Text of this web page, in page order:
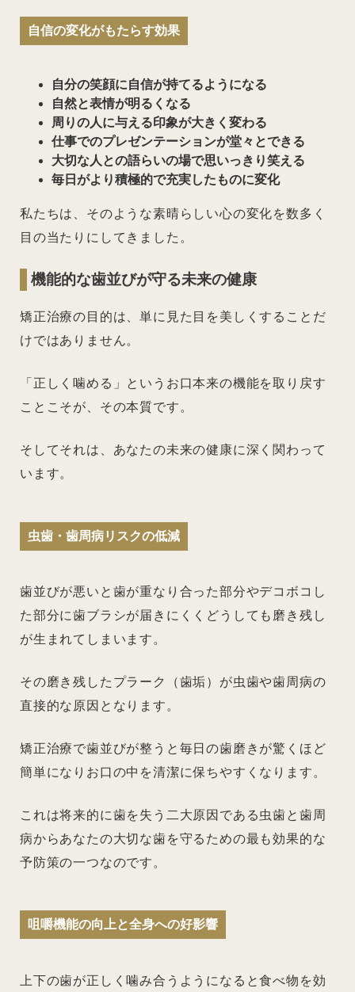
自信の変化がもたらす効果
自分の笑顔に自信が持てるようになる
自然と表情が明るくなる
周りの人に与える印象が大きく変わる
仕事でのプレゼンテーションが堂々とできる
大切な人との語らいの場で思いっきり笑える
毎日がより積極的で充実したものに変化
私たちは、そのような素晴らしい心の変化を数多く
目の当たりにしてきました。
機能的な歯並びが守る未来の健康
矯正治療の目的は、単に見た目を美しくすることだ
けではありません。
「正しく噛める」というお口本来の機能を取り戻す
ことこそが、その本質です。
そしてそれは、あなたの未来の健康に深く関わって
います。
虫歯・歯周病リスクの低減
歯並びが悪いと歯が重なり合った部分やデコボコし
た部分に歯ブラシが届きにくくどうしても磨き残し
が生まれてしまいます。
その磨き残したプラーク（歯垢）が虫歯や歯周病の
直接的な原因となります。
矯正治療で歯並びが整うと毎日の歯磨きが驚くほど
簡単になりお口の中を清潔に保ちやすくなります。
これは将来的に歯を失う二大原因である虫歯と歯周
病からあなたの大切な歯を守るための最も効果的な
予防策の一つなのです。
咀嚼機能の向上と全身への好影響
上下の歯が正しく噛み合うようになると食べ物を効